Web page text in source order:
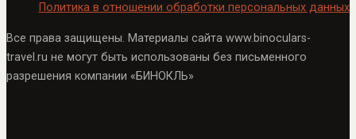
Политика в отношении обработки персональных данных
Все права защищены. Материалы сайта www.binoculars-
travel.ru не могут быть использованы без письменного
разрешения компании «БИНОКЛЬ»